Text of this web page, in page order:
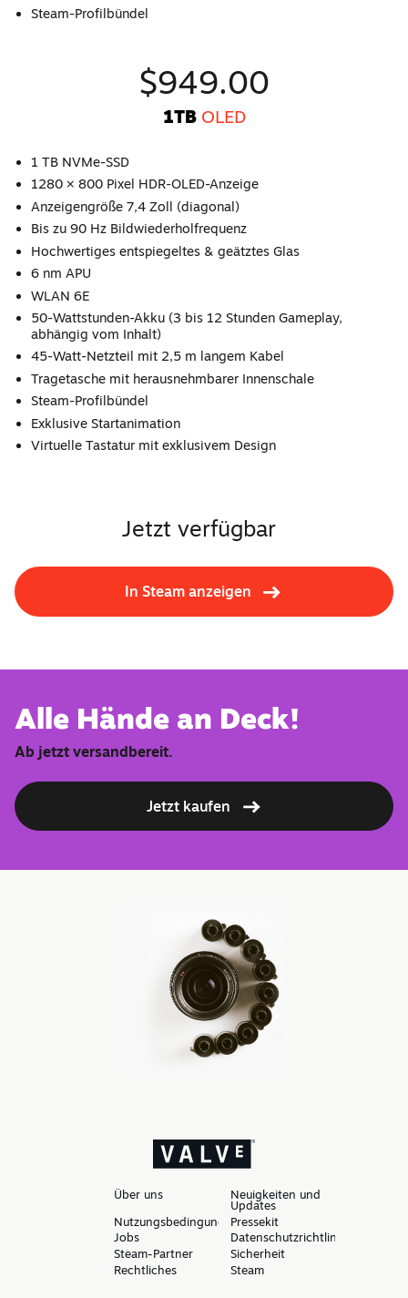
Steam-Profilbündel
$949.00
1TB OLED
1 TB NVMe-SSD
1280 × 800 Pixel HDR-OLED-Anzeige
Anzeigengröße 7,4 Zoll (diagonal)
Bis zu 90 Hz Bildwiederholfrequenz
Hochwertiges entspiegeltes & geätztes Glas
6 nm APU
WLAN 6E
50-Wattstunden-Akku (3 bis 12 Stunden Gameplay,
abhängig vom Inhalt)
45-Watt-Netzteil mit 2,5 m langem Kabel
Tragetasche mit herausnehmbarer Innenschale
Steam-Profilbündel
Exklusive Startanimation
Virtuelle Tastatur mit exklusivem Design
Jetzt verfügbar
In Steam anzeigen
Alle Hände an Deck!
Ab jetzt versandbereit.
Jetzt kaufen
Über uns Neuigkeiten und
Updates
NutzungsbedingungenPressekit
Jobs
Datenschutzrichtlinien
Steam-Partner
Sicherheit
Rechtliches
Steam